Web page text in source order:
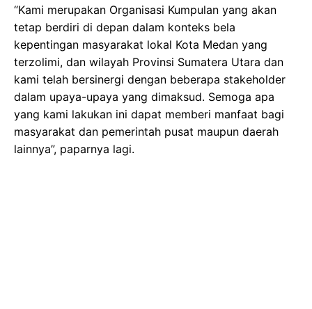
“Kami merupakan Organisasi Kumpulan yang akan
tetap berdiri di depan dalam konteks bela
kepentingan masyarakat lokal Kota Medan yang
terzolimi, dan wilayah Provinsi Sumatera Utara dan
kami telah bersinergi dengan beberapa stakeholder
dalam upaya-upaya yang dimaksud. Semoga apa
yang kami lakukan ini dapat memberi manfaat bagi
masyarakat dan pemerintah pusat maupun daerah
lainnya”, paparnya lagi.